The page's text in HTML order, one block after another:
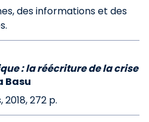
des informations et des
: la réécriture de la crise
Basu
272 p.